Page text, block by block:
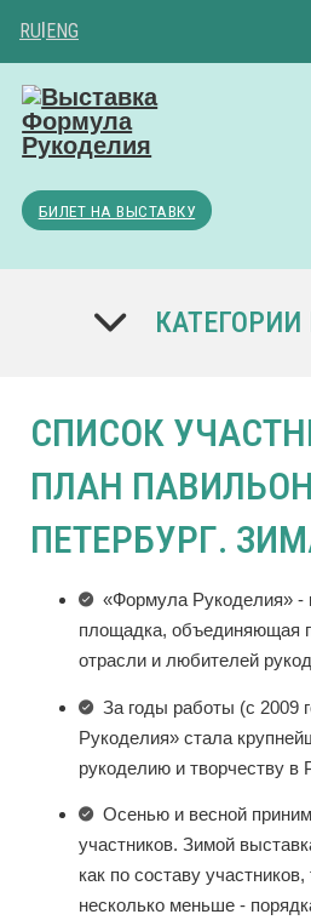
RU ENG
БИЛЕТ НА ВЫСТАВКУ
СПИСОК
ПЛАН
ПЕТЕРБУРГ.
«Формула Рукоделия» -
площадка, объединяющая
отрасли и любителей
За годы работы (с 2009
Рукоделия» стала
рукоделию и творчеству в
Осенью и весной
участников. Зимой
как по составу
несколько меньше -